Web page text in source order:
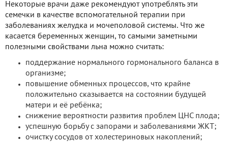
Некоторые врачи даже рекомендуют употреблять эти
семечки в качестве вспомогательной терапии при
заболеваниях желудка и мочеполовой системы. Что же
касается беременных женщин, то самыми заметными
полезными свойствами льна можно считать:
поддержание нормального гормонального баланса в
организме;
повышение обменных процессов, что крайне
положительно сказывается на состоянии будущей
матери и её ребёнка;
снижение вероятности развития проблем ЦНС плода;
успешную борьбу с запорами и заболеваниями ЖКТ;
очистку сосудов от холестериновых накоплений;